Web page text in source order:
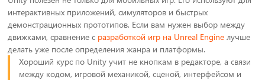
интерактивных приложений, симуляторов и быстрых
демонстрационных прототипов. Если вам нужен выбор между
движками, сравнение с разработкой игр на Unreal Engineлучше
делать уже после определения жанра и платформы.
Хороший курс по Unity учит не кнопкам в редакторе, а связи
между кодом, игровой механикой, сценой, интерфейсом и